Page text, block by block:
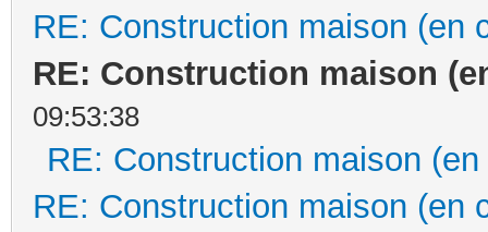
RE: Construction maison (en
RE: Construction maison
09:53:38
RE: Construction maison
RE: Construction maison (en